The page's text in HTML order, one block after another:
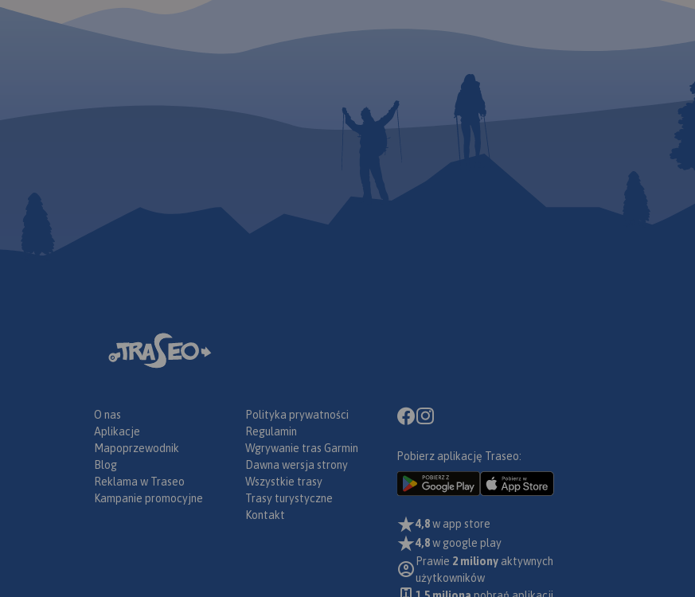
O nas
Aplikacje
Mapoprzewodnik
Blog
Reklama w Traseo
Kampanie promocyjne
Polityka prywatności
Regulamin
Wgrywanie tras Garmin
Dawna wersja strony
Wszystkie trasy
Trasy turystyczne
Kontakt
Pobierz aplikację Traseo:
4,8w app store
4,8w google play
Prawie 2 miliony aktywnych
użytkowników